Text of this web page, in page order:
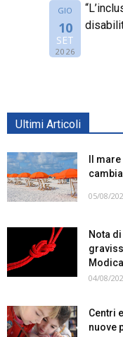
GIO
10
SET
2026
Ultimi Articoli
Il
05/08/
Nota
Modica
04/08/
Centri
nuove